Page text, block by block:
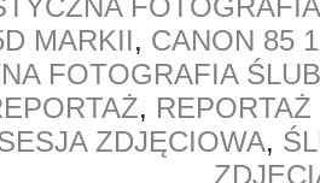
MARKII, CANON 85
FOTOGRAFIA
, REPORTAŻ
ZDJĘCIOWA,